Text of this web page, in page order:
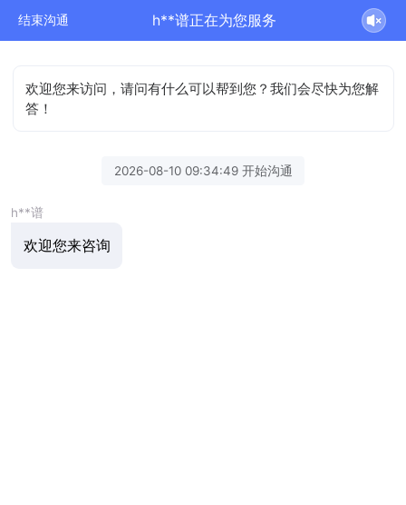
结束沟通 h**谱正在为您服务
欢迎您来访问，请问有什么可以帮到您？我们会尽快为您解
答！
2026-08-10 09:34:49 开始沟通
h**谱
欢迎您来咨询